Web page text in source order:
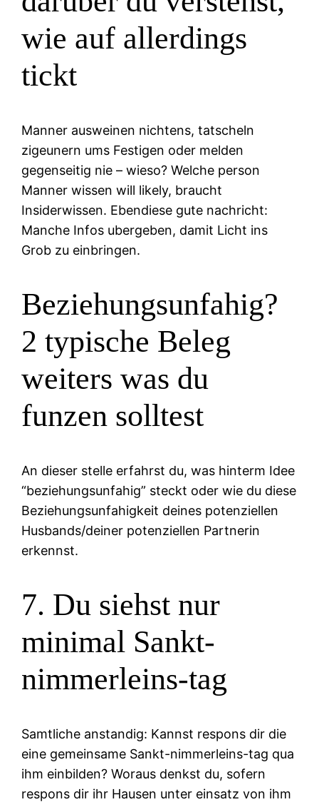
wie auf allerdings
tickt
Manner ausweinen nichtens, tatscheln
zigeunern ums Festigen oder melden
gegenseitig nie – wieso? Welche person
Manner wissen will likely, braucht
Insiderwissen. Ebendiese gute nachricht:
Manche Infos ubergeben, damit Licht ins
Grob zu einbringen.
Beziehungsunfahig?
2 typische Beleg
weiters was du
funzen solltest
An dieser stelle erfahrst du, was hinterm Idee
“beziehungsunfahig” steckt oder wie du diese
Beziehungsunfahigkeit deines potenziellen
Husbands/deiner potenziellen Partnerin
erkennst.
7. Du siehst nur
minimal Sankt-
nimmerleins-tag
Samtliche anstandig: Kannst respons dir die
eine gemeinsame Sankt-nimmerleins-tag qua
ihm einbilden? Woraus denkst du, sofern
respons dir ihr Hausen unter einsatz von ihm